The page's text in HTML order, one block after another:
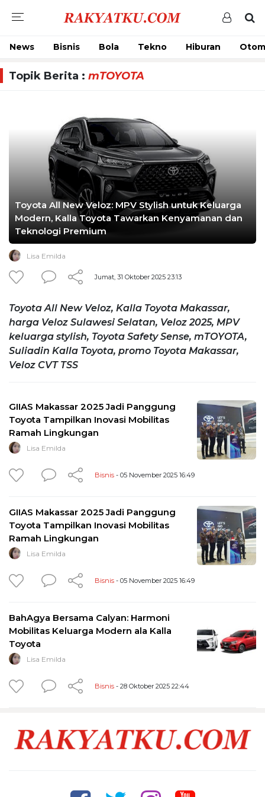
News Bisnis Bola Tekno Hiburan
Topik Berita : mTOYOTA
Toyota All New Veloz: MPV Stylish untuk Keluarga
Modern, Kalla Toyota Tawarkan Kenyamanan dan
Teknologi Premium
Lisa Emilda
Jumat, 31 Oktober 2025 23:13
Toyota All New Veloz, Kalla Toyota Makassar,
harga Veloz Sulawesi Selatan, Veloz 2025, MPV
keluarga stylish, Toyota Safety Sense, mTOYOTA,
Suliadin Kalla Toyota, promo Toyota Makassar,
Veloz CVT TSS
GIIAS Makassar 2025 Jadi Panggung
Toyota Tampilkan Inovasi Mobilitas
Ramah Lingkungan
Lisa Emilda
Bisnis - 05 November 2025 16:49
GIIAS Makassar 2025 Jadi Panggung
Toyota Tampilkan Inovasi Mobilitas
Ramah Lingkungan
Lisa Emilda
Bisnis - 05 November 2025 16:49
BahAgya Bersama Calyan: Harmoni
Mobilitas Keluarga Modern ala Kalla
Toyota
Lisa Emilda
Bisnis - 28 Oktober 2025 22:44